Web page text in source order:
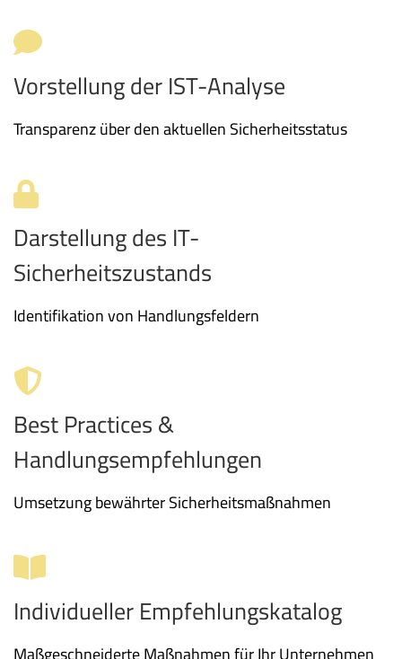
Vorstellung der IST-Analyse
Transparenz über den aktuellen Sicherheitsstatus
Darstellung des IT-
Sicherheitszustands
Identifikation von Handlungsfeldern
Best Practices &
Handlungsempfehlungen
Umsetzung bewährter Sicherheitsmaßnahmen
Individueller Empfehlungskatalog